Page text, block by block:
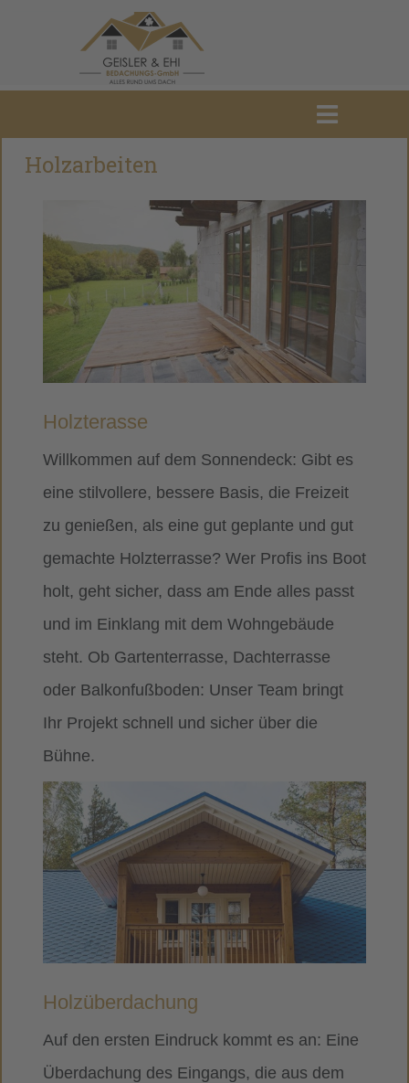
Holzarbeiten
Holzterasse
Willkommen auf dem Sonnendeck: Gibt es
eine stilvollere, bessere Basis, die Freizeit
zu genießen, als eine gut geplante und gut
gemachte Holzterrasse? Wer Profis ins Boot
holt, geht sicher, dass am Ende alles passt
und im Einklang mit dem Wohngebäude
steht. Ob Gartenterrasse, Dachterrasse
oder Balkonfußboden: Unser Team bringt
Ihr Projekt schnell und sicher über die
Bühne.
Holzüberdachung
Auf den ersten Eindruck kommt es an: Eine
Überdachung des Eingangs, die aus dem